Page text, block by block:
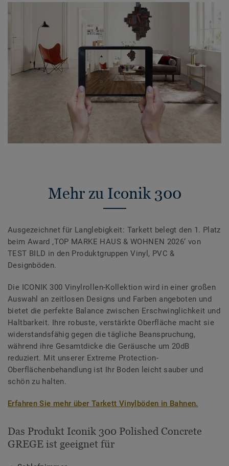
Mehr zu Iconik 300
Ausgezeichnet für Langlebigkeit: Tarkett belegt den 1. Platz
beim Award ‚TOP MARKE HAUS & WOHNEN 2026‘ von
TEST BILD in den Produktgruppen Vinyl, PVC &
Designböden.
Die ICONIK 300 Vinylrollen-Kollektion wird in einer großen
Auswahl an zeitlosen Designs und Farben angeboten und
bietet die perfekte Balance zwischen Erschwinglichkeit und
Haltbarkeit. Ihre robuste, verstärkte Oberfläche macht sie
widerstandsfähig gegen die tägliche Beanspruchung,
während ihre Gesamtdicke die Geräusche um 20dB
reduziert. Mit unserer Extreme Protection-
Oberflächenbehandlung ist Ihr Boden leicht sauber und
schön zu halten.
Erfahren Sie mehr über Tarkett Vinylböden in Bahnen.
Das Produkt Iconik 300 Polished Concrete
GREGE ist geeignet für